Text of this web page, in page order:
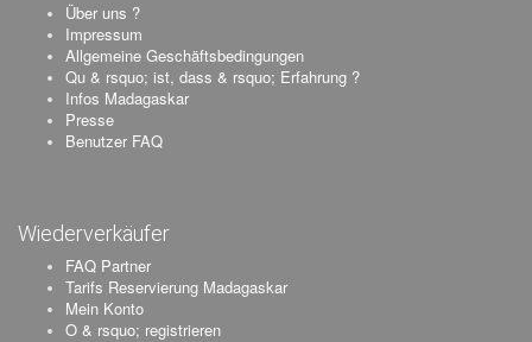
Über uns ?
Impressum
Allgemeine Geschäftsbedingungen
Qu & rsquo; ist, dass & rsquo; Erfahrung ?
Infos Madagaskar
Presse
Benutzer FAQ
Wiederverkäufer
FAQ Partner
Tarifs Reservierung Madagaskar
Mein Konto
O & rsquo; registrieren